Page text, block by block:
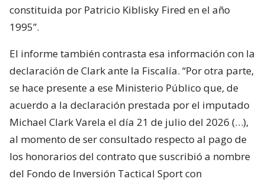
constituida por Patricio Kiblisky Fired en el año
1995”.
El informe también contrasta esa información con la
declaración de Clark ante la Fiscalía. “Por otra parte,
se hace presente a ese Ministerio Público que, de
acuerdo a la declaración prestada por el imputado
Michael Clark Varela el día 21 de julio del 2026 (…),
al momento de ser consultado respecto al pago de
los honorarios del contrato que suscribió a nombre
del Fondo de Inversión Tactical Sport con